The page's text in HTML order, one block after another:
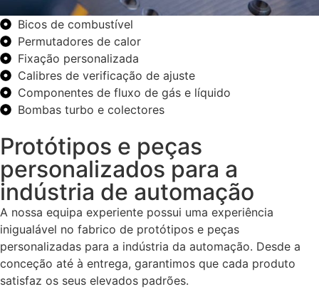
Bicos de combustível
Permutadores de calor
Fixação personalizada
Calibres de verificação de ajuste
Componentes de fluxo de gás e líquido
Bombas turbo e colectores
Protótipos e peças
personalizados para a
indústria de automação
A nossa equipa experiente possui uma experiência
inigualável no fabrico de protótipos e peças
personalizadas para a indústria da automação. Desde a
conceção até à entrega, garantimos que cada produto
satisfaz os seus elevados padrões.